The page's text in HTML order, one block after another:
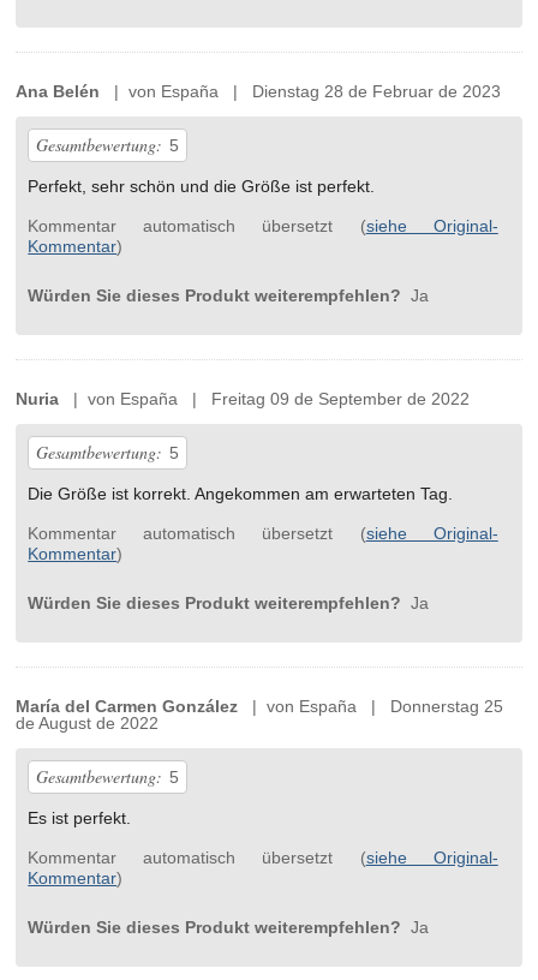
Ana Belén | von España | Dienstag 28 de Februar de 2023
Gesamtbewertung: 5
Perfekt, sehr schön und die Größe ist perfekt.
Kommentar automatisch übersetzt (siehe Original-
Kommentar)
Würden Sie dieses Produkt weiterempfehlen? Ja
Nuria | von España | Freitag 09 de September de 2022
Gesamtbewertung: 5
Die Größe ist korrekt. Angekommen am erwarteten Tag.
Kommentar automatisch übersetzt (siehe Original-
Kommentar)
Würden Sie dieses Produkt weiterempfehlen? Ja
María del Carmen González | von España | Donnerstag 25
de August de 2022
Gesamtbewertung: 5
Es ist perfekt.
Kommentar automatisch übersetzt (siehe Original-
Kommentar)
Würden Sie dieses Produkt weiterempfehlen? Ja